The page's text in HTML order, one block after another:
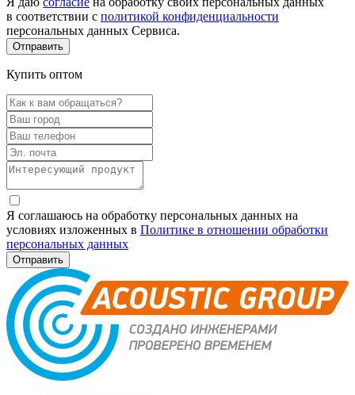
в соответствии с политикой конфиденциальности
персональных данных Сервиса.
Купить оптом
Я соглашаюсь на обработку персональных данных на
условиях изложенных в Политике в отношении обработки
персональных данных